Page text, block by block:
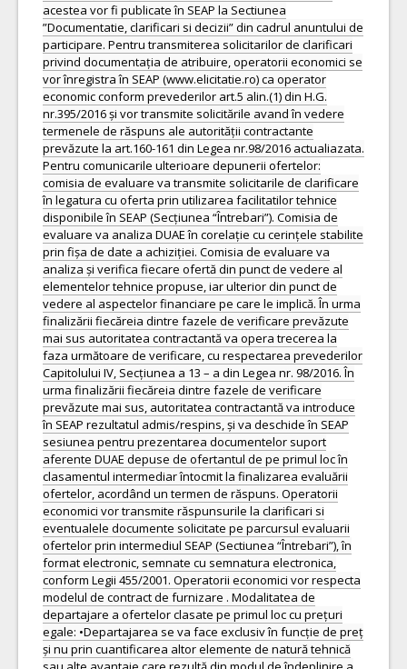
acestea vor fi publicate în SEAP la Sectiunea
”Documentatie, clarificari si decizii” din cadrul anuntului de
participare. Pentru transmiterea solicitarilor de clarificari
privind documentația de atribuire, operatorii economici se
vor înregistra în SEAP (www.elicitatie.ro) ca operator
economic conform prevederilor art.5 alin.(1) din H.G.
nr.395/2016 și vor transmite solicitările avand în vedere
termenele de răspuns ale autorității contractante
prevăzute la art.160-161 din Legea nr.98/2016 actualiazata.
Pentru comunicarile ulterioare depunerii ofertelor:
comisia de evaluare va transmite solicitarile de clarificare
în legatura cu oferta prin utilizarea facilitatilor tehnice
disponibile în SEAP (Secțiunea “Întrebari”). Comisia de
evaluare va analiza DUAE în corelație cu cerințele stabilite
prin fișa de date a achiziției. Comisia de evaluare va
analiza și verifica fiecare ofertă din punct de vedere al
elementelor tehnice propuse, iar ulterior din punct de
vedere al aspectelor financiare pe care le implică. În urma
finalizării fiecăreia dintre fazele de verificare prevăzute
mai sus autoritatea contractantă va opera trecerea la
faza următoare de verificare, cu respectarea prevederilor
Capitolului IV, Secțiunea a 13 – a din Legea nr. 98/2016. În
urma finalizării fiecăreia dintre fazele de verificare
prevăzute mai sus, autoritatea contractantă va introduce
în SEAP rezultatul admis/respins, și va deschide în SEAP
sesiunea pentru prezentarea documentelor suport
aferente DUAE depuse de ofertantul de pe primul loc în
clasamentul intermediar întocmit la finalizarea evaluării
ofertelor, acordând un termen de răspuns. Operatorii
economici vor transmite răspunsurile la clarificari si
eventualele documente solicitate pe parcursul evaluarii
ofertelor prin intermediul SEAP (Sectiunea “Întrebari”), în
format electronic, semnate cu semnatura electronica,
conform Legii 455/2001. Operatorii economici vor respecta
modelul de contract de furnizare . Modalitatea de
departajare a ofertelor clasate pe primul loc cu prețuri
egale: •Departajarea se va face exclusiv în funcție de preț
și nu prin cuantificarea altor elemente de natură tehnică